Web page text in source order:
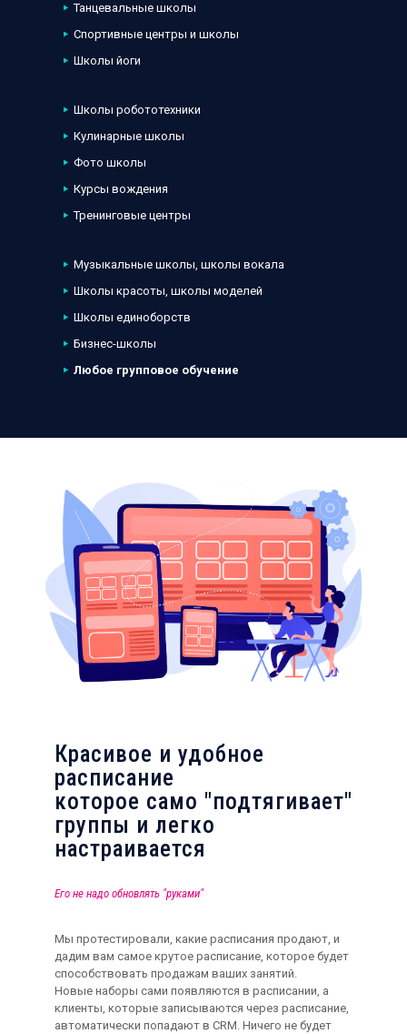
Танцевальные школы
Спортивные центры и школы
Школы йоги
Школы робототехники
Кулинарные школы
Фото школы
Курсы вождения
Тренинговые центры
Музыкальные школы, школы вокала
Школы красоты, школы моделей
Школы единоборств
Бизнес-школы
Любое групповое обучение
Красивое и удобное
расписание
которое само "подтягивает"
группы и легко
настраивается
Его не надо обновлять "руками"
Мы протестировали, какие расписания продают, и
дадим вам самое крутое расписание, которое будет
способствовать продажам ваших занятий.
Новые наборы сами появляются в расписании, а
клиенты, которые записываются через расписание,
автоматически попадают в CRM. Ничего не будет